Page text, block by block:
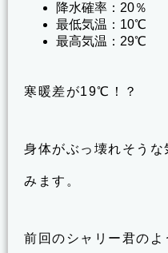
降水確率：20％
最低気温：10℃
最高気温：29℃
寒暖差が19℃！？
身体がぶっ壊れそう
みます。
前回のシャリー君の